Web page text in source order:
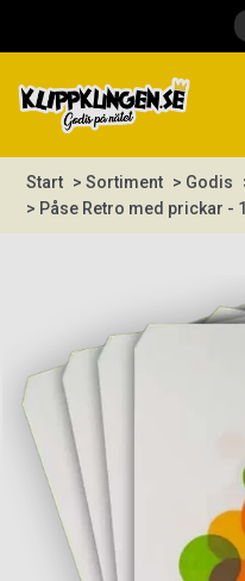
Start > Sortiment > Godis
> Påse Retro med prickar -